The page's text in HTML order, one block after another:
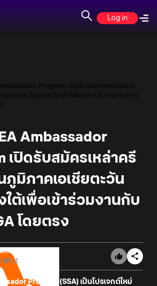
Log in
Program เปิดรับสมัครเหล่าครีเอ
เอเชียตะวันออกเฉียงใต้เพื่อเข้าร่วมงานกับทาง
Ambassador
เปิดรับสมัครเหล่าครี
ภูมิภาคเอเชียตะวัน
ใต้เพื่อเข้าร่วมงานกับ
โดยตรง
21
Program (SSA) เป็นโปรเจกต์ใหม่